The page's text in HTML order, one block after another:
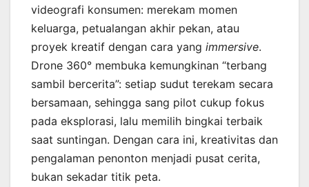
videografi konsumen: merekam momen
keluarga, petualangan akhir pekan, atau
proyek kreatif dengan cara yang immersive.
Drone 360° membuka kemungkinan “terbang
sambil bercerita”: setiap sudut terekam secara
bersamaan, sehingga sang pilot cukup fokus
pada eksplorasi, lalu memilih bingkai terbaik
saat suntingan. Dengan cara ini, kreativitas dan
pengalaman penonton menjadi pusat cerita,
bukan sekadar titik peta.